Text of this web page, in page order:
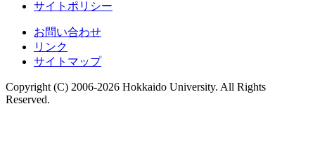
サイトポリシー
お問い合わせ
リンク
サイトマップ
Copyright (C) 2006-2026 Hokkaido University. All Rights
Reserved.